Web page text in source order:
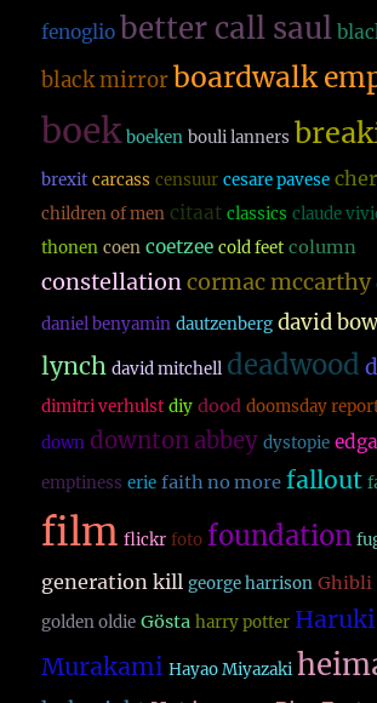
fenoglio better call saul
black mirror boardwalk
boek boeken bouli lanners
brexit carcass censuur cesare pavese
children of men citaat classics claude
thonen coen coetzee cold feet column
constellationcormac mccarthy
daniel benyamin dautzenberg david
lynch david mitchell deadwood
dimitri verhulst diy dood doomsday
down downton abbey dystopie
emptiness erie faith no more fallout
film flickr foto foundation
generation kill george harrison Ghibli
golden oldie Gösta harry potter Haruki
Murakami Hayao Miyazaki